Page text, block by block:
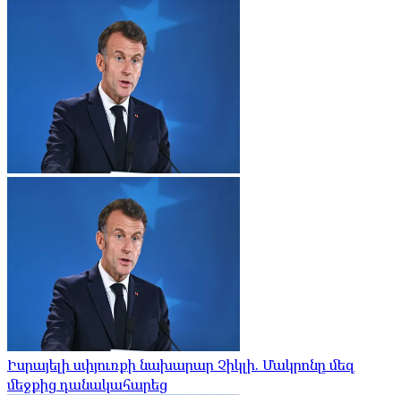
Իսրայելի սփյուռքի նախարար Չիկլի. Մակրոնը մեզ
մեջքից դանակահարեց